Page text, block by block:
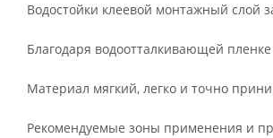
Водостойки клеевой монтажный
Благодаря водоотталкивающей
Материал мягкий, легко и точно
Рекомендуемые зоны применения и